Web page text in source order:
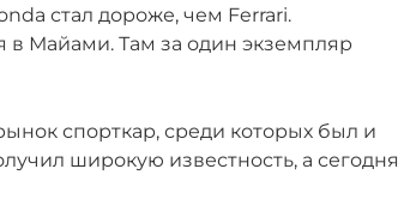
стал дороже, чем Ferrari.
в Майами. Там за один экземпляр
спорткар, среди которых был и
широкую известность, а сегодня